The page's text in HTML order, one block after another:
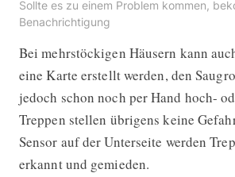
Sollte es zu einem Problem kommen,
Benachrichtigung
Bei mehrstöckigen Häusern kann
eine Karte erstellt werden, den
jedoch schon noch per Hand hoch-
Treppen stellen übrigens keine
Sensor auf der Unterseite werden
erkannt und gemieden.